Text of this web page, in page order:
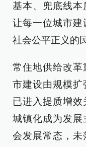
基本、兜底线本
让每一位城市建
社会公平正义的
常住地供给改革
市建设由规模扩
已进入提质增
城镇化成为发展
会发展常态，未